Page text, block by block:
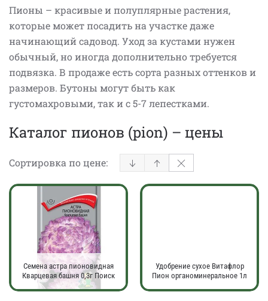
Пионы – красивые и полуплярные растения,
которые может посадить на участке даже
начинающий садовод. Уход за кустами нужен
обычный, но иногда дополнительно требуется
подвязка. В продаже есть сорта разных оттенков и
размеров. Бутоны могут быть как
густомахровыми, так и с 5-7 лепестками.
Каталог пионов (pion) – цены
Сортировка по цене:
Семена астра пионовидная
Кварцевая башня 0,3г Поиск
Удобрение сухое Витафлор
Пион органоминеральное 1л